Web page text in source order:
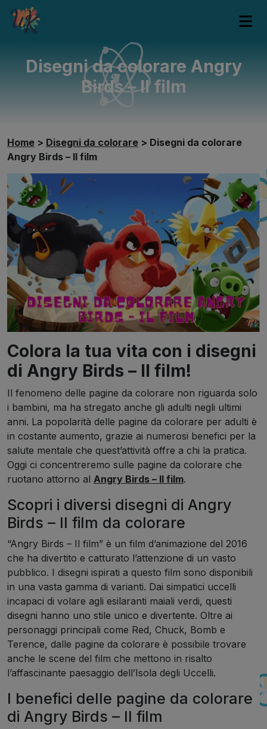
Disegni da colorare Angry
Birds – Il film
Home > Disegni da colorare > Disegni da colorare
Angry Birds – Il film
Colora la tua vita con i disegni
di Angry Birds – Il film!
Il fenomeno delle pagine da colorare non riguarda solo
i bambini, ma ha stregato anche gli adulti negli ultimi
anni. La popolarità delle pagine da colorare per adulti è
in costante aumento, grazie ai numerosi benefici per la
salute mentale che quest’attività offre a chi la pratica.
Oggi ci concentreremo sulle pagine da colorare che
ruotano attorno al Angry Birds – Il film.
Scopri i diversi disegni di Angry
Birds – Il film da colorare
“Angry Birds – Il film” è un film d’animazione del 2016
che ha divertito e catturato l’attenzione di un vasto
pubblico. I disegni ispirati a questo film sono disponibili
in una vasta gamma di varianti. Dai simpatici uccelli
incapaci di volare agli esilaranti maiali verdi, questi
disegni hanno uno stile unico e divertente. Oltre ai
personaggi principali come Red, Chuck, Bomb e
Terence, dalle pagine da colorare è possibile trovare
anche le scene del film che mettono in risalto
l’affascinante paesaggio dell’Isola degli Uccelli.
I benefici delle pagine da colorare
di Angry Birds – Il film